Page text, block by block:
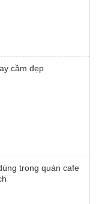
cầm đẹp
trong quán cafe